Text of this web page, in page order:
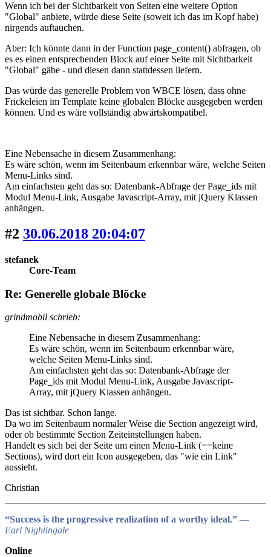
Wenn ich bei der Sichtbarkeit von Seiten eine weitere Option
"Global" anbiete, würde diese Seite (soweit ich das im Kopf habe)
nirgends auftauchen.
Aber: Ich könnte dann in der Function page_content() abfragen, ob
es es einen entsprechenden Block auf einer Seite mit Sichtbarkeit
"Global" gäbe - und diesen dann stattdessen liefern.
Das würde das generelle Problem von WBCE lösen, dass ohne
Frickeleien im Template keine globalen Blöcke ausgegeben werden
können. Und es wäre vollständig abwärtskompatibel.
Eine Nebensache in diesem Zusammenhang:
Es wäre schön, wenn im Seitenbaum erkennbar wäre, welche Seiten
Menu-Links sind.
Am einfachsten geht das so: Datenbank-Abfrage der Page_ids mit
Modul Menu-Link, Ausgabe Javascript-Array, mit jQuery Klassen
anhängen.
#2 30.06.2018 20:04:07
stefanek
Core-Team
Re: Generelle globale Blöcke
grindmobil schrieb:
Eine Nebensache in diesem Zusammenhang:
Es wäre schön, wenn im Seitenbaum erkennbar wäre,
welche Seiten Menu-Links sind.
Am einfachsten geht das so: Datenbank-Abfrage der
Page_ids mit Modul Menu-Link, Ausgabe Javascript-
Array, mit jQuery Klassen anhängen.
Das ist sichtbar. Schon lange.
Da wo im Seitenbaum normaler Weise die Section angezeigt wird,
oder ob bestimmte Section Zeiteinstellungen haben.
Handelt es sich bei der Seite um einen Menu-Link (==keine
Sections), wird dort ein Icon ausgegeben, das "wie ein Link"
aussieht.
Christian
“Success is the progressive realization of a worthy ideal.” ―
Earl Nightingale
Online